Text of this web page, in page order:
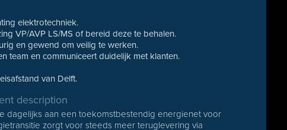
elektrotechniek.
VP/AVP LS/MS of bereid deze te behalen.
en gewend om veilig te werken.
team en communiceert duidelijk met klanten.
van Delft.
description
dagelijks aan een toekomstbestendig energienet voor
zorgt voor steeds meer teruglevering via